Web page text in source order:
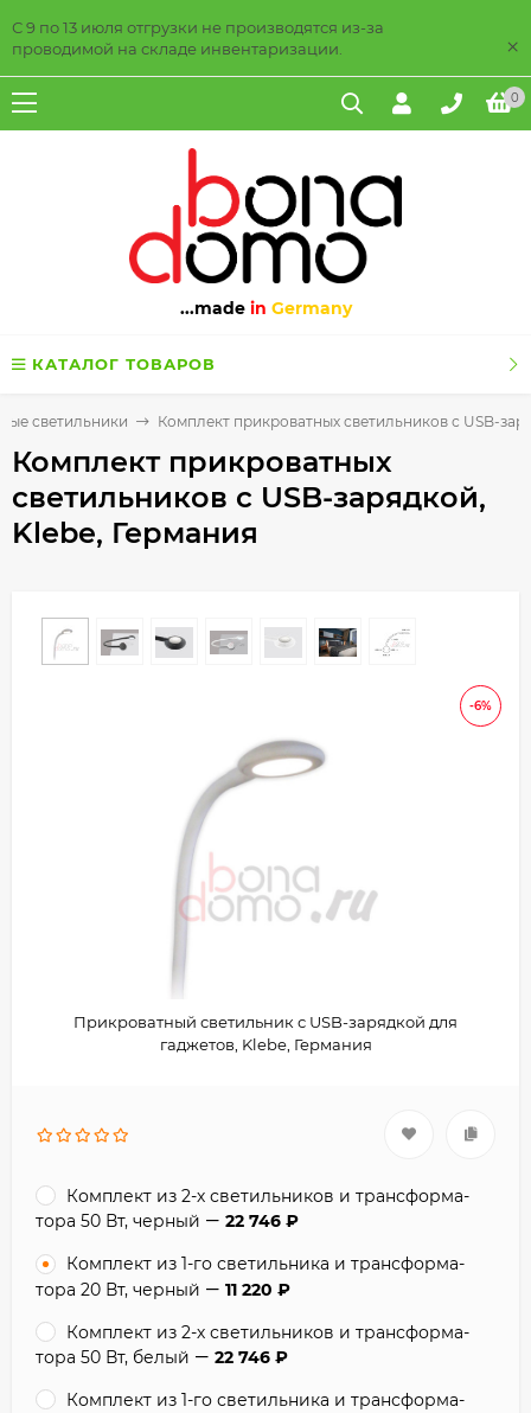
С 9 по 13 июля отгрузки не производятся из-за
проводимой на складе инвентаризации.
×
0
...made in Germany
КАТАЛОГ ТОВАРОВ
светильники Комплект прикроватных светильников с USB-
Комплект прикроватных
светильников с USB-зарядкой,
Klebe, Германия
-6%
Прикроватный светильник с USB-зарядкой для
гаджетов, Klebe, Германия
Комплект из 2-х светильников и трансформа-
тора 50 Вт, черный
22 746 ₽
Комплект из 1-го светильника и трансформа-
тора 20 Вт, черный
11 220 ₽
Комплект из 2-х светильников и трансформа-
тора 50 Вт, белый
22 746 ₽
Комплект из 1-го светильника и трансформа-